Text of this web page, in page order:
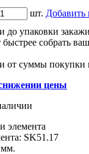
шт. Добавить
до упаковки
собрать ваш
от суммы покупки
цены
элемента
SK51.17
мм.